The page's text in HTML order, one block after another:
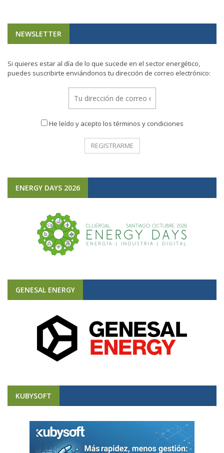
NEWSLETTER
Si quieres estar al día de lo que sucede en el sector energético,
puedes suscribirte enviándonos tu dirección de correo electrónico:
He leído y acepto los términos y condiciones
ENERGY DAYS 2026
GENESAL ENERGY
KUBYSOFT